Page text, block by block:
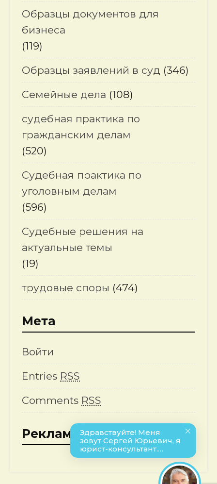
Образцы документов для
бизнеса
(119)
Образцы заявлений в суд (346)
Семейные дела (108)
судебная практика по
гражданским делам
(520)
Судебная практика по
уголовным делам
(596)
Судебные решения на
актуальные темы
(19)
трудовые споры (474)
Мета
Войти
Entries RSS
Comments RSS
Реклама